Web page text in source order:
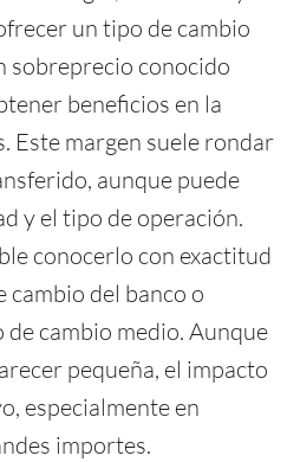
un tipo de cambio
sobreprecio conocido
beneficios en la
Este margen suele rondar
aunque puede
y el tipo de operación.
conocerlo con exactitud
cambio del banco o
cambio medio. Aunque
pequeña, el impacto
especialmente en
importes.